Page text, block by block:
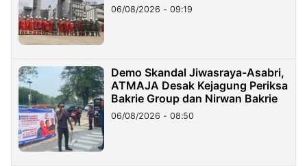
06/08/2026 - 09:19
Demo Skandal Jiwasraya-Asabri,
ATMAJA Desak Kejagung Periksa
Bakrie Group dan Nirwan Bakrie
06/08/2026 - 08:50